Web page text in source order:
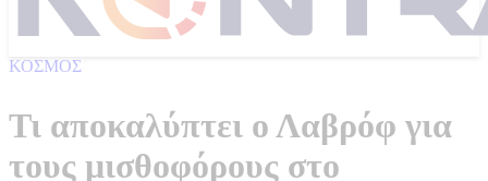
ΚΟΣΜΟΣ
Τι αποκαλύπτει ο Λαβρόφ για
τους μισθοφόρους στο